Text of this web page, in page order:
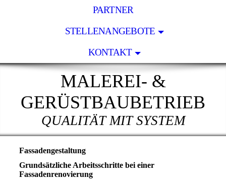
PARTNER
STELLENANGEBOTE
KONTAKT
MALEREI- &
GERÜSTBAUBETRIEB
QUALITÄT MIT SYSTEM
Fassadengestaltung
Grundsätzliche Arbeitsschritte bei einer
Fassadenrenovierung